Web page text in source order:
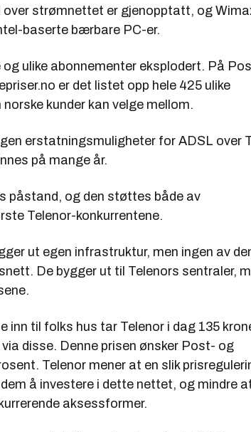
strømnettet er gjenopptatt, og
baserte bærbare PC-er.
ulike abonnementer eksplodert. På
er det listet opp hele 425 ulike
kunder kan velge mellom.
erstatningsmuligheter for ADSL over
på mange år.
påstand, og den støttes både av
Telenor-konkurrentene.
ut egen infrastruktur, men ingen av
De bygger ut til Telenors sentraler,
inn til folks hus tar Telenor i dag 135
disse. Denne prisen ønsker Post- og
Telenor mener at en slik
å investere i dette nettet, og mindre
aksessformer.